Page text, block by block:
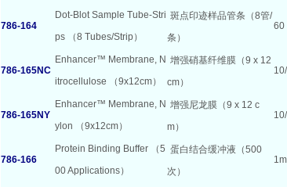
786-164
Dot-Blot Sample Tube-Stri
ps （8 Tubes/Strip）
斑点印迹样品管条（8管/
条）
60
786-165NC
Enhancer™ Membrane, N
itrocellulose （9x12cm）
增强硝基纤维膜（9 x 12
cm）
786-165NY
Enhancer™ Membrane, N
ylon （9x12cm）
增强尼龙膜（9 x 12 c
m）
786-166
Protein Binding Buffer （5
00 Applications）
蛋白结合缓冲液（500
次）
1ml